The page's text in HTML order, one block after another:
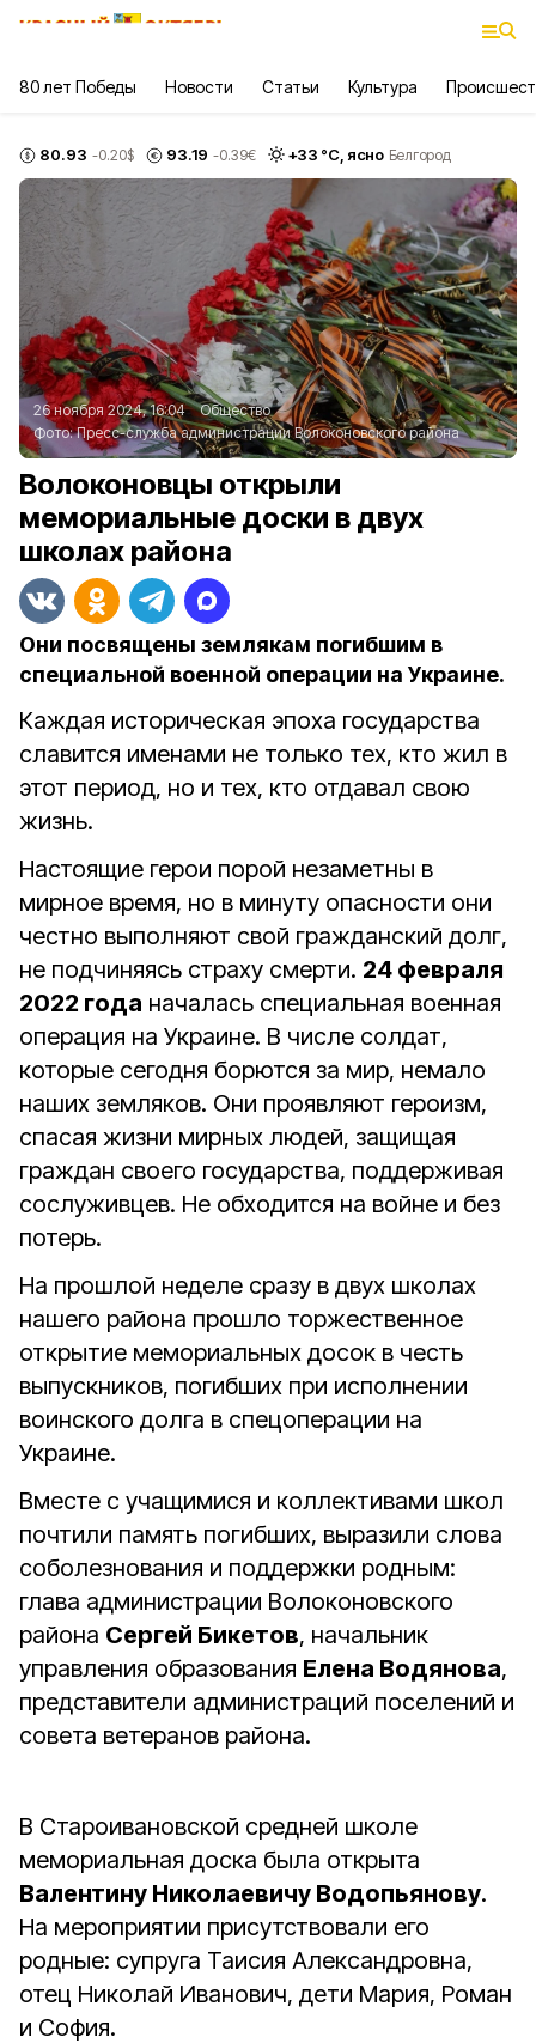
80 лет Победы Новости Статьи Культура
80.93 -0.20$ 93.19 -0.39€ +33 °С, ясно Белгород
26 ноября 2024, 16:04
Общество
Фото:Пресс-служба администрации Волоконовского района
Волоконовцы открыли
мемориальные доски в двух
школах района
Они посвящены землякам погибшим в
специальной военной операции на Украине.
Каждая историческая эпоха государства
славится именами не только тех, кто жил в
этот период, но и тех, кто отдавал свою
жизнь.
Настоящие герои порой незаметны в
мирное время, но в минуту опасности они
честно выполняют свой гражданский долг,
не подчиняясь страху смерти. 24 февраля
2022 года началась специальная военная
операция на Украине. В числе солдат,
которые сегодня борются за мир, немало
наших земляков. Они проявляют героизм,
спасая жизни мирных людей, защищая
граждан своего государства, поддерживая
сослуживцев. Не обходится на войне и без
потерь.
На прошлой неделе сразу в двух школах
нашего района прошло торжественное
открытие мемориальных досок в честь
выпускников, погибших при исполнении
воинского долга в спецоперации на
Украине.
Вместе с учащимися и коллективами школ
почтили память погибших, выразили слова
соболезнования и поддержки родным:
глава администрации Волоконовского
района Сергей Бикетов, начальник
управления образования Елена Водянова,
представители администраций поселений и
совета ветеранов района.
В Староивановской средней школе
мемориальная доска была открыта
Валентину Николаевичу Водопьянову.
На мероприятии присутствовали его
родные: супруга Таисия Александровна,
отец Николай Иванович, дети Мария, Роман
и София.